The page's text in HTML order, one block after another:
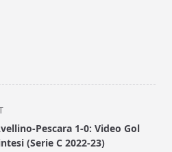
Pescara 1-0: Video Gol
(Serie C 2022-23)